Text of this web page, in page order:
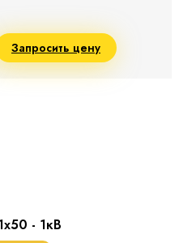
Запросить цену
- 1кВ